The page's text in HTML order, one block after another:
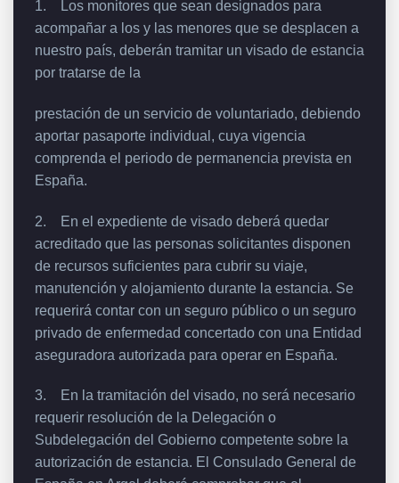
1. Los monitores que sean designados para
acompañar a los y las menores que se desplacen a
nuestro país, deberán tramitar un visado de estancia
por tratarse de la
prestación de un servicio de voluntariado, debiendo
aportar pasaporte individual, cuya vigencia
comprenda el periodo de permanencia prevista en
España.
2. En el expediente de visado deberá quedar
acreditado que las personas solicitantes disponen
de recursos suficientes para cubrir su viaje,
manutención y alojamiento durante la estancia. Se
requerirá contar con un seguro público o un seguro
privado de enfermedad concertado con una Entidad
aseguradora autorizada para operar en España.
3. En la tramitación del visado, no será necesario
requerir resolución de la Delegación o
Subdelegación del Gobierno competente sobre la
autorización de estancia. El Consulado General de